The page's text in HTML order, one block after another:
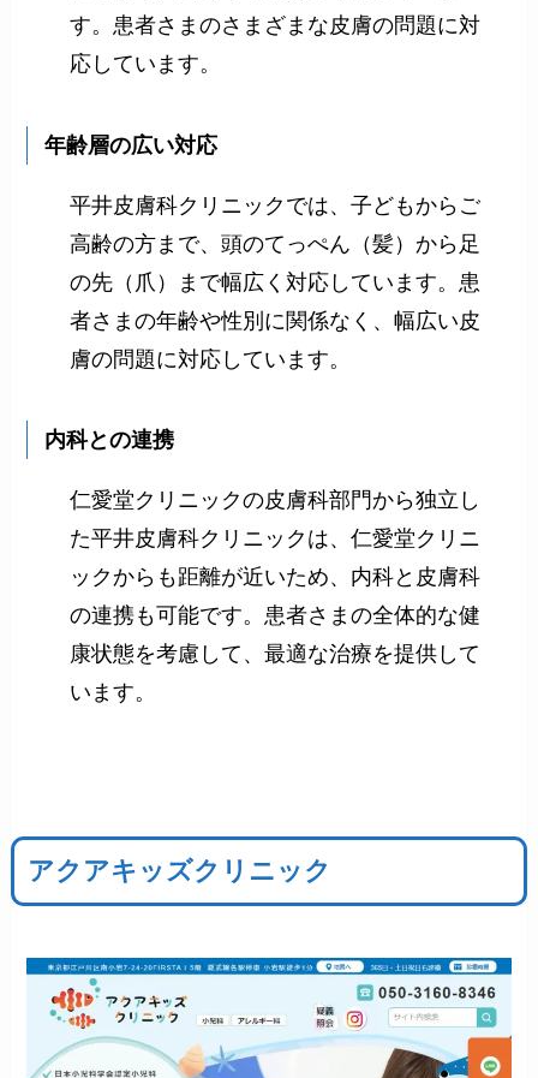
す。患者さまのさまざまな皮膚の問題に対
応しています。
年齢層の広い対応
平井皮膚科クリニックでは、子どもからご
高齢の方まで、頭のてっぺん（髪）から足
の先（爪）まで幅広く対応しています。患
者さまの年齢や性別に関係なく、幅広い皮
膚の問題に対応しています。
内科との連携
仁愛堂クリニックの皮膚科部門から独立し
た平井皮膚科クリニックは、仁愛堂クリニ
ックからも距離が近いため、内科と皮膚科
の連携も可能です。患者さまの全体的な健
康状態を考慮して、最適な治療を提供して
います。
アクアキッズクリニック